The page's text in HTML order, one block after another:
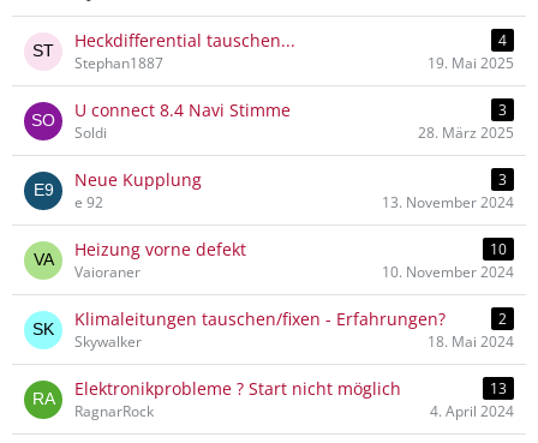
Heckdifferential tauschen...
4
Stephan1887
19. Mai 2025
U connect 8.4 Navi Stimme
3
Soldi
28. März 2025
Neue Kupplung
3
e 92
13. November 2024
Heizung vorne defekt
10
Vaioraner
10. November 2024
Klimaleitungen tauschen/fixen - Erfahrungen?
2
Skywalker
18. Mai 2024
Elektronikprobleme ? Start nicht möglich
13
RagnarRock
4. April 2024